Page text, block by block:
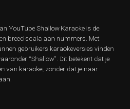
YouTube Shallow Karaoke is de
breed scala aan nummers. Met
gebruikers karaokeversies vinden
“Shallow”. Dit betekent dat je
van karaoke, zonder dat je naar